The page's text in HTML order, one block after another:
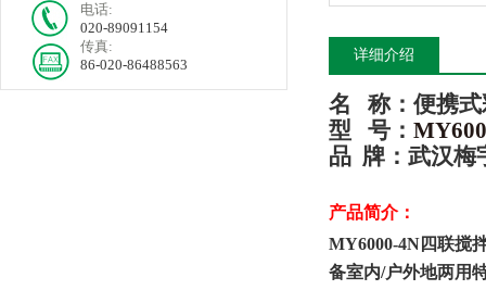
电话:
020-89091154
传真:
86-020-86488563
详细介绍
名 称： 便携
型
号： MY6
品 牌 ： 武汉梅
产品简介：
MY6000-4N四联搅
备室内/户外地两用